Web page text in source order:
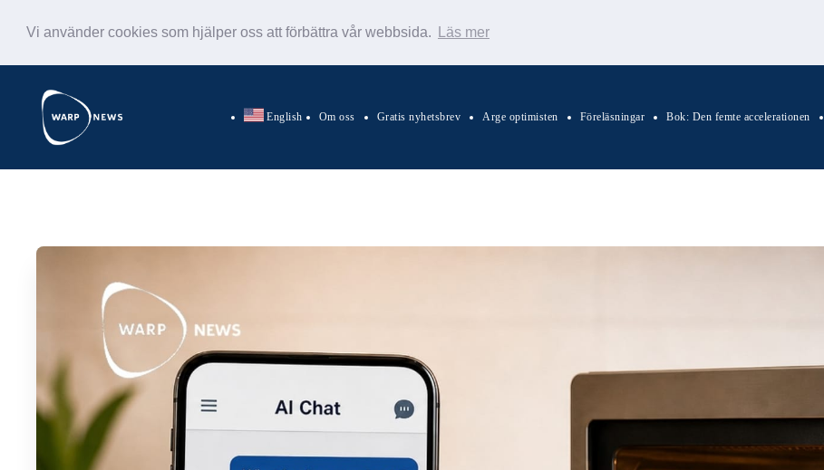
Vi använder cookies som hjälper oss att förbättra vår webbsida. Läs mer
English Om oss Gratis nyhetsbrev Arge optimisten Föreläsningar Bok: Den femte accelerationen